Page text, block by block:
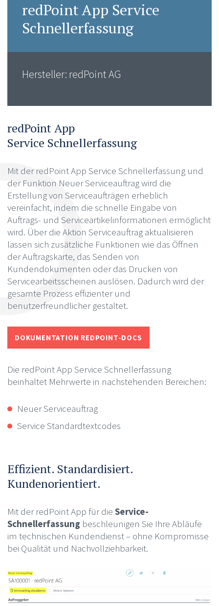
redPoint App Service
Schnellerfassung
Hersteller: redPoint AG
redPoint App
Service Schnellerfassung
Mit der redPoint App Service Schnellerfassung und
der Funktion Neuer Serviceauftrag wird die
Erstellung von Serviceaufträgen erheblich
vereinfacht, indem die schnelle Eingabe von
Auftrags- und Serviceartikelinformationen ermöglicht
wird. Über die Aktion Serviceauftrag aktualisieren
lassen sich zusätzliche Funktionen wie das Öffnen
der Auftragskarte, das Senden von
Kundendokumenten oder das Drucken von
Servicearbeitsscheinen auslösen. Dadurch wird der
gesamte Prozess effizienter und
benutzerfreundlicher gestaltet.
DOKUMENTATION REDPOINT-DOCS
Die redPoint App Service Schnellerfassung
beinhaltet Mehrwerte in nachstehenden Bereichen:
Neuer Serviceauftrag
Service Standardtextcodes
Effizient. Standardisiert.
Kundenorientiert.
Mit der redPoint App für die Service-
Schnellerfassung beschleunigen Sie Ihre Abläufe
im technischen Kundendienst – ohne Kompromisse
bei Qualität und Nachvollziehbarkeit.